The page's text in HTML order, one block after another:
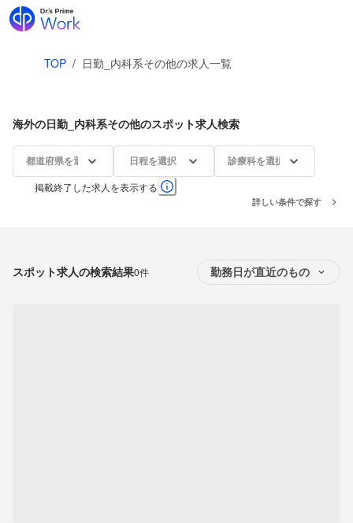
TOP / 日勤_内科系その他の求人一覧
海外の日勤_内科系その他のスポット求人検索
都道府県を選択 日程を選択 診療科を選択
掲載終了した求人を表示する
詳しい条件で探す
スポット求人の検索結果0件 勤務日が直近のもの